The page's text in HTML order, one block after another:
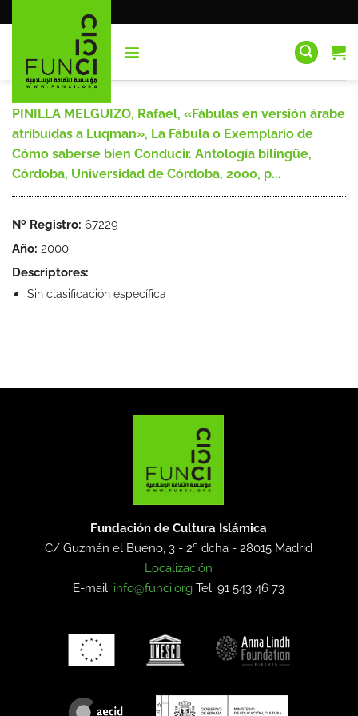
al
PINILLA MELGUIZO, Rafael, «Fábulas en versión árabe
atribuídas a Luqman», La Fábula o Exemplario de
Cómo saberse bien Conducir. Antología bilingüe,
Córdoba, Universidad de Córdoba, 2000, p...
Nº Registro: 67229
Año: 2000
Descriptores:
Sin clasificación específica
Fundación de Cultura Islámica
C/ Guzmán el Bueno, 3 - 2º dcha -28015 Madrid
Localización
E-mail: info@funci.org Tel: 91 543 46 73